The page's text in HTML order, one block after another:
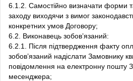
6.1.2. Самостійно визначати форми
заходу виходячи з вимог
конкретних умов Договору;
6.2. Виконавець зобов’язаний:
6.2.1. Після підтвердження факту
зобов’язаний надіслати Замовнику
повідомлення на електронну пошту
месенджера;